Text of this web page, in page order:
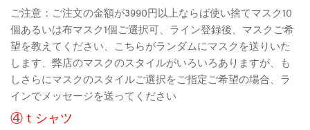
ご注意：ご注文の金額が3990円以上ならば使い捨てマスク10
個あるいは布マスク1個ご選択可、ライン登録後、マスクご希
望を教えてください、こちらがランダムにマスクを送りいた
します、弊店のマスクのスタイルがいろいろありますが、も
しさらにマスクのスタイルご選択をご指定ご希望の場合、ラ
インでメッセージを送ってください
④ｔシャツ